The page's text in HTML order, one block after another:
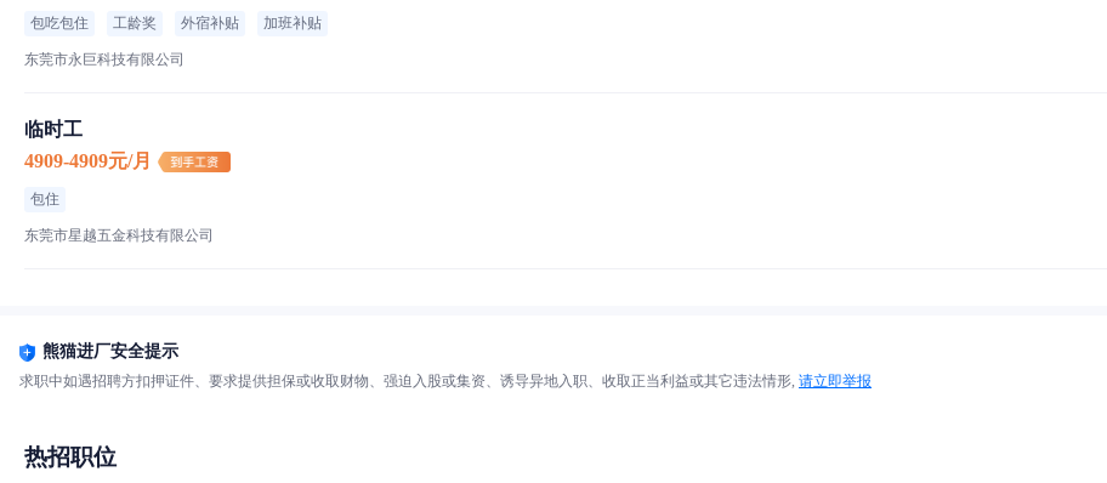
包吃包住 工龄奖 外宿补贴 加班补贴
东莞市永巨科技有限公司
临时工
4909-4909元/月
包住
东莞市星越五金科技有限公司
熊猫进厂安全提示
求职中如遇招聘方扣押证件、要求提供担保或收取财物、强迫入股或集资、诱导异地入职、收取正当利益或其它违法情形, 请立即举报
热招职位